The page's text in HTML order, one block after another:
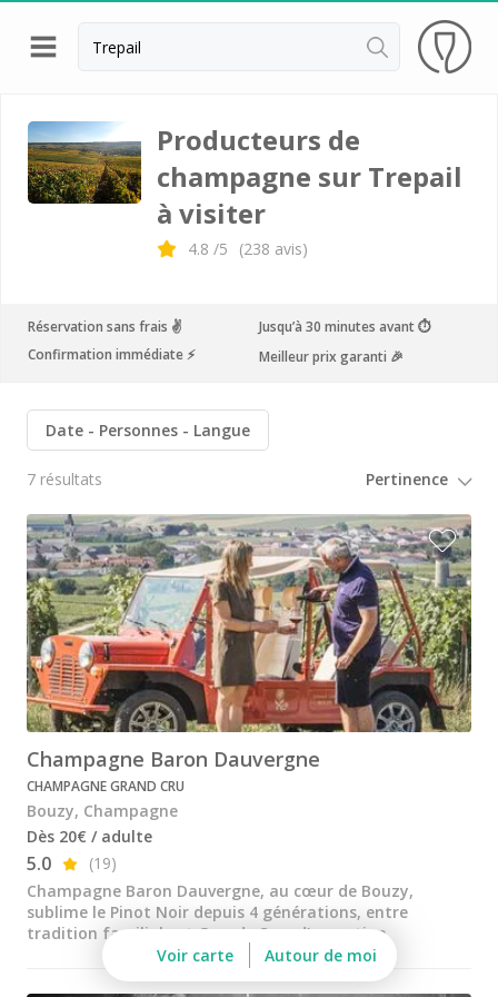
Retour
Visite cave Epernay
Visite cave & dégustation champagne Reims
Visite cave & dégustation champagne Troyes
Champagne Ayala
Champagne Devaux
Champagne Mercier
Champagne Moët et Chandon
Champagne Mumm
Champagne Pommery
Villa Demoiselle
Champagne Ruinart
Champagne Taittinger
Champagne Veuve Clicquot
Pressoria
Petits producteurs de champagne
Ateliers d’assemblage
Ateliers sabrage Champagne
Cours d'oenologie
Visite cave & dégustation vin Alsace
Producteurs de
champagne sur Trepail
à visiter
4.8 /5 (238 avis)
Réservation sans frais ✌️
Jusqu’à 30 minutes avant ⏱
Confirmation immédiate ⚡️
Meilleur prix garanti 🎉
Date Personnes Langue
7 résultats
Champagne Baron Dauvergne
CHAMPAGNE GRAND CRU
Bouzy, Champagne
Dès 20€ / adulte
5.0
(19)
Champagne Baron Dauvergne, au cœur de Bouzy,
sublime le Pinot Noir depuis 4 générations, entre
tradition familiale et Grands Crus d’exception.
Voir carte
Autour de moi